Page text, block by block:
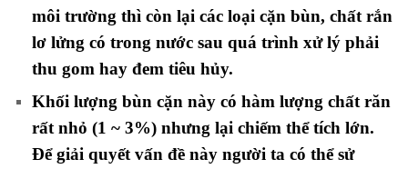
môi trường thì còn lại các loại cặn bùn, chất rắn
lơ lửng có trong nước sau quá trình xử lý phải
thu gom hay đem tiêu hủy.
Khối lượng bùn cặn này có hàm lượng chất răn
rất nhỏ (1 ~ 3%) nhưng lại chiếm thể tích lớn.
Để giải quyết vấn đề này người ta có thể sử